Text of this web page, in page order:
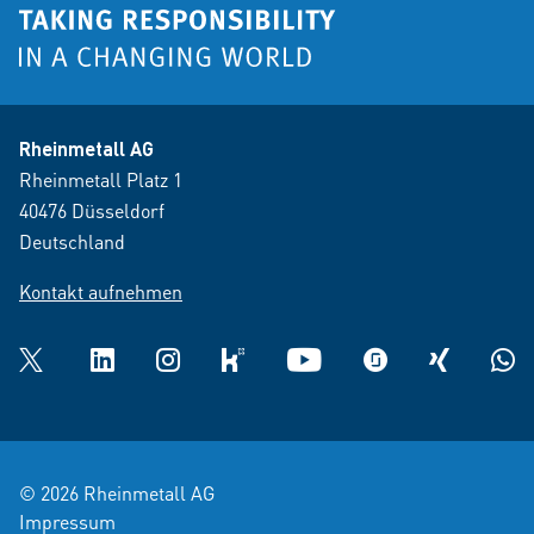
Rheinmetall AG
Rheinmetall Platz 1
40476 Düsseldorf
Deutschland
Kontakt aufnehmen
Twitter LinkedInInstagramkununu YouTube glassdoorXING
© 2026 Rheinmetall AG
Impressum